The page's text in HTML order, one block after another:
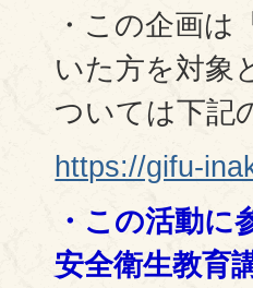
・この企画
いた方を対象
ついては下記
https://gifu-
・この活動に
安全衛生教育